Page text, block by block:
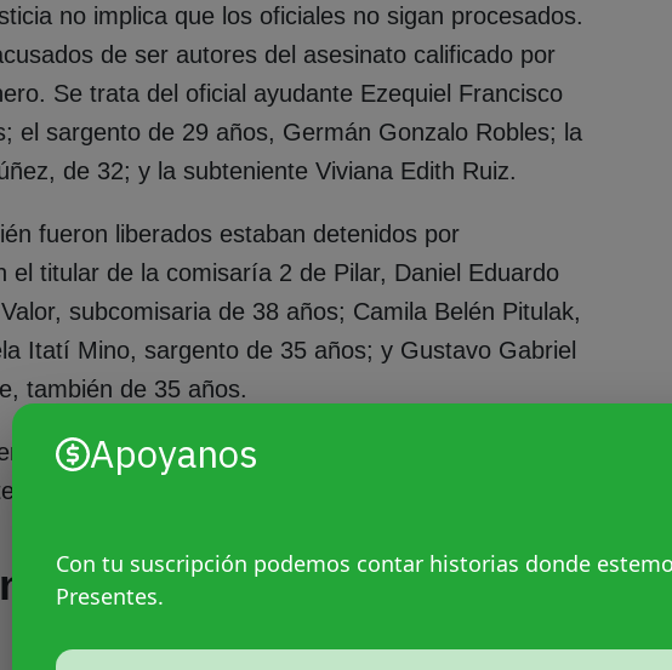
Apoyanos
Con tu suscripción podemos contar historias donde
Presentes.
no implica que los oficiales no sigan procesados.
de ser autores del asesinato calificado por
Se trata del oficial ayudante Ezequiel Francisco
el sargento de 29 años, Germán Gonzalo Robles; la
de 32; y la subteniente Viviana Edith Ruiz.
fueron liberados estaban detenidos por
el titular de la comisaría 2 de Pilar, Daniel Eduardo
subcomisaria de 38 años; Camila Belén Pitulak,
Itatí Mino, sargento de 35 años; y Gustavo Gabriel
también de 35 años.
por la prisión domiciliaria, tras haber
el juzgado.